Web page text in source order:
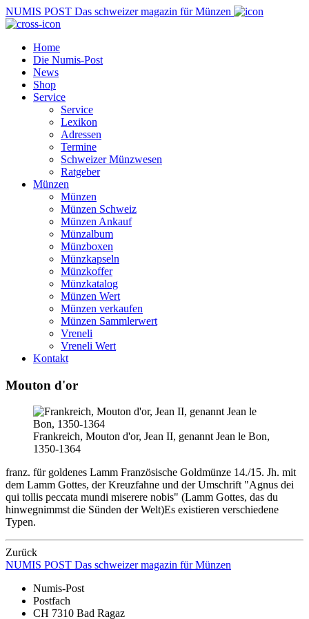
NUMIS POST Das schweizer magazin für Münzen
Home
Die Numis-Post
News
Shop
Service
Service
Lexikon
Adressen
Termine
Schweizer Münzwesen
Ratgeber
Münzen
Münzen
Münzen Schweiz
Münzen Ankauf
Münzalbum
Münzboxen
Münzkapseln
Münzkoffer
Münzkatalog
Münzen Wert
Münzen verkaufen
Münzen Sammlerwert
Vreneli
Vreneli Wert
Kontakt
Mouton d'or
Frankreich, Mouton d'or, Jean II, genannt Jean le Bon,
1350-1364
franz. für goldenes Lamm Französische Goldmünze 14./15. Jh. mit
dem Lamm Gottes, der Kreuzfahne und der Umschrift "Agnus dei
qui tollis peccata mundi miserere nobis" (Lamm Gottes, das du
hinwegnimmst die Sünden der Welt)Es existieren verschiedene
Typen.
Zurück
NUMIS POST Das schweizer magazin für Münzen
Numis-Post
Postfach
CH 7310 Bad Ragaz